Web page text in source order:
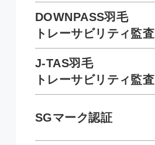
DOWNPASS羽毛
トレーサビリティ監査
J-TAS羽毛
トレーサビリティ監査
SGマーク認証